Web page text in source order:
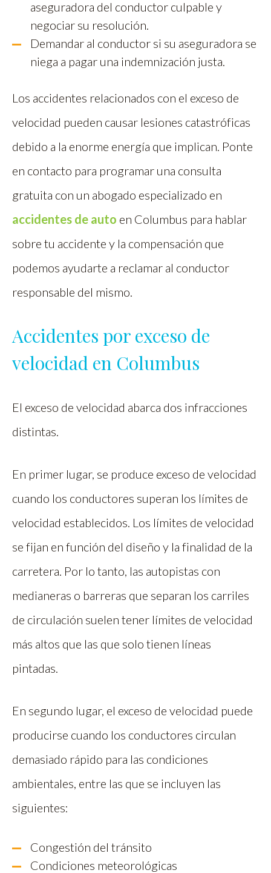
aseguradora del conductor culpable y
negociar su resolución.
Demandar al conductor si su aseguradora se
niega a pagar una indemnización justa.
Los accidentes relacionados con el exceso de
velocidad pueden causar lesiones catastróficas
debido a la enorme energía que implican. Ponte
en contacto para programar una consulta
gratuita con un abogado especializado en
accidentes de auto en Columbus para hablar
sobre tu accidente y la compensación que
podemos ayudarte a reclamar al conductor
responsable del mismo.
Accidentes por exceso de
velocidad en Columbus
El exceso de velocidad abarca dos infracciones
distintas.
En primer lugar, se produce exceso de velocidad
cuando los conductores superan los límites de
velocidad establecidos. Los límites de velocidad
se fijan en función del diseño y la finalidad de la
carretera. Por lo tanto, las autopistas con
medianeras o barreras que separan los carriles
de circulación suelen tener límites de velocidad
más altos que las que solo tienen líneas
pintadas.
En segundo lugar, el exceso de velocidad puede
producirse cuando los conductores circulan
demasiado rápido para las condiciones
ambientales, entre las que se incluyen las
siguientes:
Congestión del tránsito
Condiciones meteorológicas